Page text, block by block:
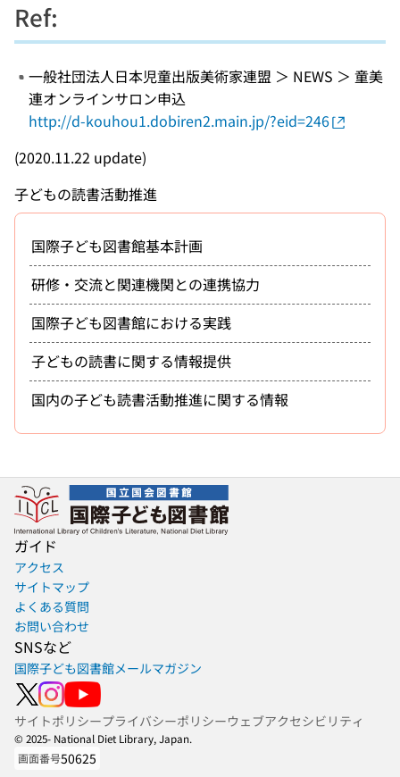
Ref:
一般社団法人日本児童出版美術家連盟 ＞ NEWS ＞ 童美
連オンラインサロン申込
http://d-kouhou1.dobiren2.main.jp/?eid=246
(2020.11.22 update)
子どもの読書活動推進
国際子ども図書館基本計画
研修・交流と関連機関との連携協力
国際子ども図書館における実践
子どもの読書に関する情報提供
国内の子ども読書活動推進に関する情報
ガイド
アクセス
サイトマップ
よくある質問
お問い合わせ
SNSなど
国際子ども図書館メールマガジン
サイトポリシープライバシーポリシーウェブアクセシビリティ
© 2025- National Diet Library, Japan.
画面番号50625